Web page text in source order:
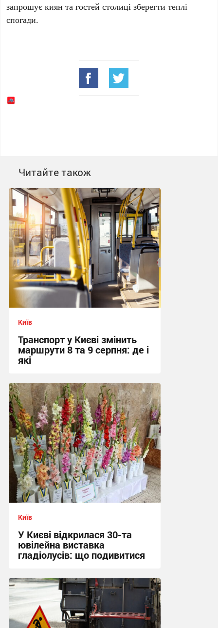
запрошує киян та гостей столиці зберегти теплі
спогади.
Читайте також
Київ
Транспорт у Києві змінить
маршрути 8 та 9 серпня: де і
які
01:37 сьогодні
Київ
У Києві відкрилася 30-та
ювілейна виставка
гладіолусів: що подивитися
16:04 вчора